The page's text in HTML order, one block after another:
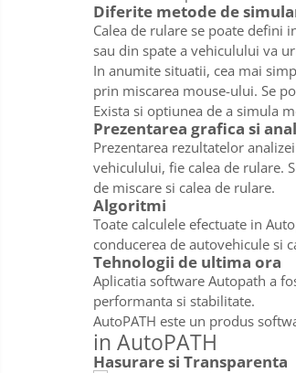
Diferite metode de
Calea de rulare se poate defini
sau din spate a vehiculului va
In anumite situatii, cea mai
prin miscarea mouse-ului. Se
Exista si optiunea de a simula
Prezentarea grafica si
Prezentarea rezultatelor
vehiculului, fie calea de rulare.
de miscare si calea de rulare.
Algoritmi
Toate calculele efectuate in
conducerea de autovehicule si
Tehnologii de ultima ora
Aplicatia software Autopath a
performanta si stabilitate.
AutoPATH este un produs
in AutoPATH
Hasurare si Transparenta